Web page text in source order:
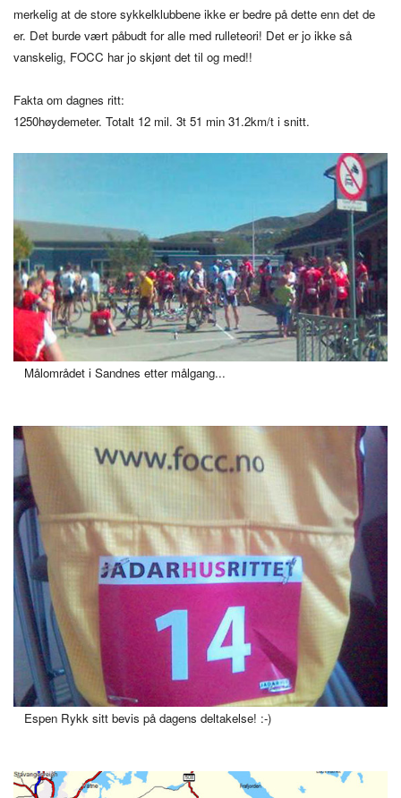
merkelig at de store sykkelklubbene ikke er bedre på dette enn det de
er. Det burde vært påbudt for alle med rulleteori! Det er jo ikke så
vanskelig, FOCC har jo skjønt det til og med!!
Fakta om dagnes ritt:
1250høydemeter. Totalt 12 mil. 3t 51 min 31.2km/t i snitt.
Målområdet i Sandnes etter målgang...
Espen Rykk sitt bevis på dagens deltakelse! :-)